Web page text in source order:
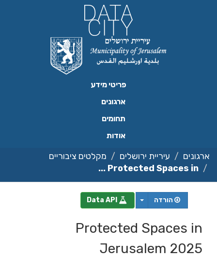
פריטי מידע
ארגונים
תחומים
אודות
ארגונים עיריית ירושלים
מקלטים ציבוריים
Protected Spaces in ...
הורדה
Protected Spaces in
Jerusalem 2025